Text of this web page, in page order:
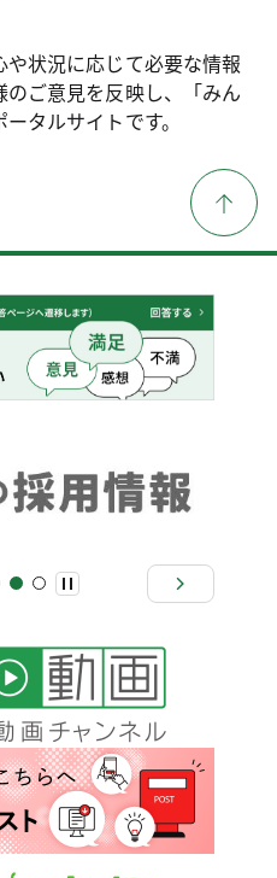
状況に応じて必要な情報
ご意見を反映し、「みん
タルサイトです。